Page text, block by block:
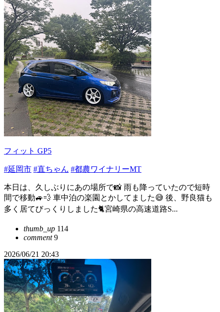
フィット GP5
#延岡市 #直ちゃん #都農ワイナリーMT
本日は、久しぶりにあの場所で📸 雨も降っていたので短時
間で移動🚙💨 車中泊の楽園とかしてました😅 後、野良猫も
多く居てびっくりしました🐈宮崎県の高速道路S...
thumb_up 114
comment9
2026/06/21 20:43